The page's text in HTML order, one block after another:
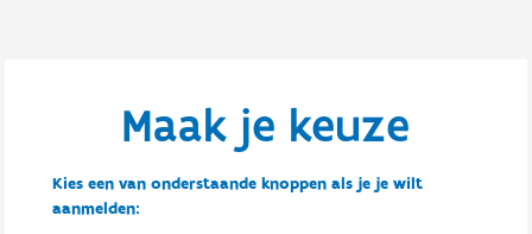
Maak je keuze
Kies een van onderstaande knoppen als je je wilt
aanmelden: